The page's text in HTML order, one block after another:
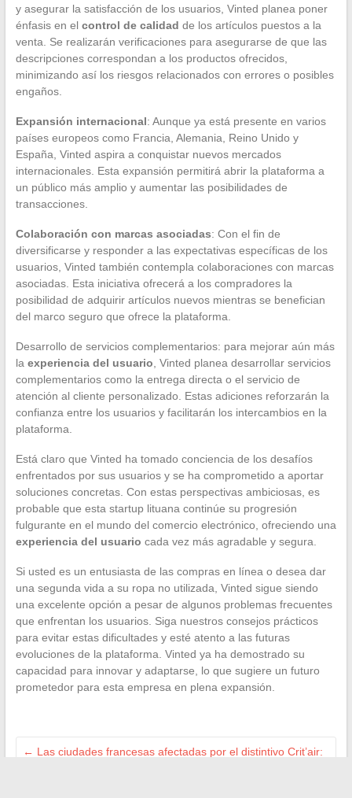
y asegurar la satisfacción de los usuarios, Vinted planea poner
énfasis en el control de calidad de los artículos puestos a la
venta. Se realizarán verificaciones para asegurarse de que las
descripciones correspondan a los productos ofrecidos,
minimizando así los riesgos relacionados con errores o posibles
engaños.
Expansión internacional: Aunque ya está presente en varios
países europeos como Francia, Alemania, Reino Unido y
España, Vinted aspira a conquistar nuevos mercados
internacionales. Esta expansión permitirá abrir la plataforma a
un público más amplio y aumentar las posibilidades de
transacciones.
Colaboración con marcas asociadas: Con el fin de
diversificarse y responder a las expectativas específicas de los
usuarios, Vinted también contempla colaboraciones con marcas
asociadas. Esta iniciativa ofrecerá a los compradores la
posibilidad de adquirir artículos nuevos mientras se benefician
del marco seguro que ofrece la plataforma.
Desarrollo de servicios complementarios: para mejorar aún más
la experiencia del usuario, Vinted planea desarrollar servicios
complementarios como la entrega directa o el servicio de
atención al cliente personalizado. Estas adiciones reforzarán la
confianza entre los usuarios y facilitarán los intercambios en la
plataforma.
Está claro que Vinted ha tomado conciencia de los desafíos
enfrentados por sus usuarios y se ha comprometido a aportar
soluciones concretas. Con estas perspectivas ambiciosas, es
probable que esta startup lituana continúe su progresión
fulgurante en el mundo del comercio electrónico, ofreciendo una
experiencia del usuario cada vez más agradable y segura.
Si usted es un entusiasta de las compras en línea o desea dar
una segunda vida a su ropa no utilizada, Vinted sigue siendo
una excelente opción a pesar de algunos problemas frecuentes
que enfrentan los usuarios. Siga nuestros consejos prácticos
para evitar estas dificultades y esté atento a las futuras
evoluciones de la plataforma. Vinted ya ha demostrado su
capacidad para innovar y adaptarse, lo que sugiere un futuro
prometedor para esta empresa en plena expansión.
← Las ciudades francesas afectadas por el distintivo Crit’air: